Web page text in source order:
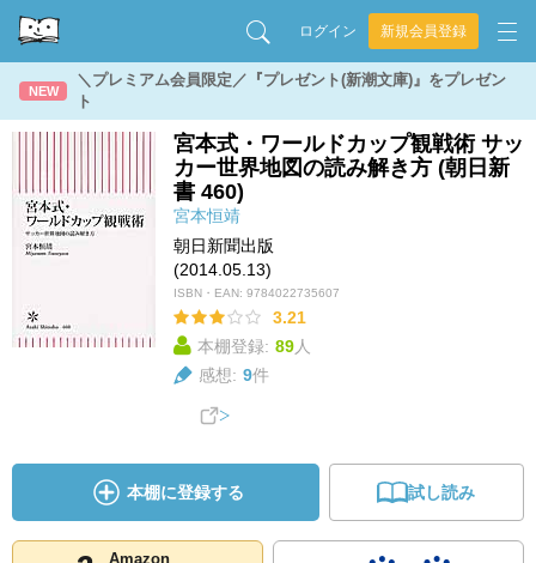
ログイン 新規会員登録
NEW
＼プレミアム会員限定／『プレゼント(新潮文庫)』をプレゼン
ト
宮本式・ワールドカップ観戦術 サッ
カー世界地図の読み解き方 (朝日新
書 460)
宮本恒靖
朝日新聞出版
(2014.05.13)
ISBN・EAN: 9784022735607
3.21
本棚登録: 89人
感想: 9件
本棚に登録する 試し読み
Amazon